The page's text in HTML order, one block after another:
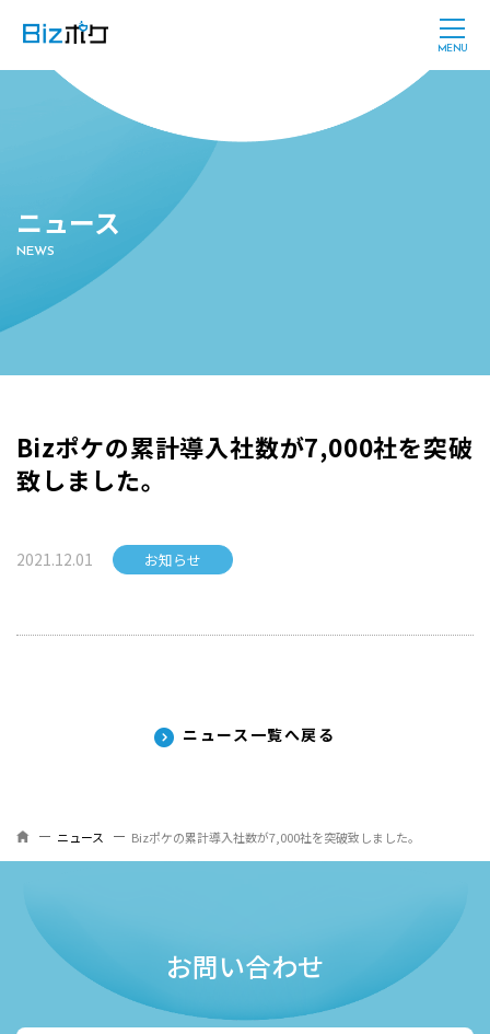
ニュース
NEWS
Bizポケの累計導入社数が7,000社を突破
致しました。
2021.12.01 お知らせ
ニュース一覧へ戻る
ニュース Bizポケの累計導入社数が7,000社を突破致しました。
お問い合わせ